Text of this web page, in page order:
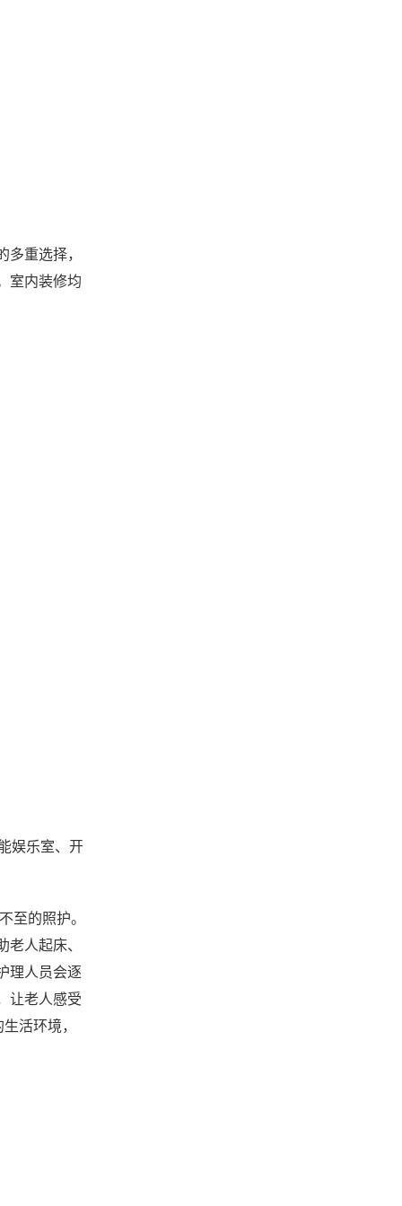
重选择，
室内装修均
娱乐室、开
至的照护。
人起床、
理人员会逐
让老人感受
活环境，